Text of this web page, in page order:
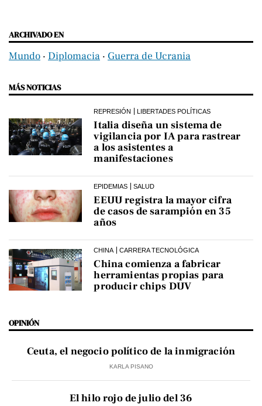
ARCHIVADO EN
Mundo ‧ Diplomacia ‧ Guerra de Ucrania
MÁS NOTICIAS
REPRESIÓN LIBERTADES POLÍTICAS
Italia diseña un sistema de
vigilancia por IA para rastrear
a los asistentes a
manifestaciones
EPIDEMIAS SALUD
EEUU registra la mayor cifra
de casos de sarampión en 35
años
CHINA CARRERA TECNOLÓGICA
China comienza a fabricar
herramientas propias para
producir chips DUV
OPINIÓN
Ceuta, el negocio político de la inmigración
KARLA PISANO
El hilo rojo de julio del 36